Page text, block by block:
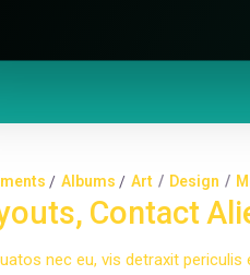
Albums Art Design
Contact
nec eu, vis detraxit periculis